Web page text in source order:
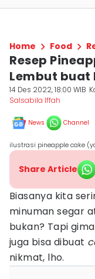
Home Food
Resep
Lembut buat
14 Des 2022, 18:00 WIB
Salsabila Iffah
News Channel
ilustrasi pineapple cake
Share Article
Biasanya kita
minuman segar
bukan? Tapi
juga bisa dibuat
nikmat, lho.